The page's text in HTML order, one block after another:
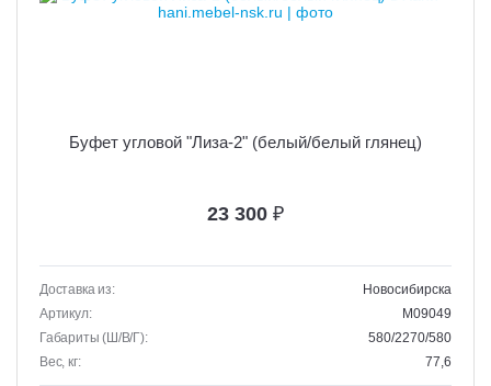
Буфет угловой "Лиза-2" (белый/белый глянец)
23 300 ₽
Доставка из:
Новосибирска
Артикул:
M09049
Габариты (Ш/В/Г):
580/2270/580
Вес, кг:
77,6